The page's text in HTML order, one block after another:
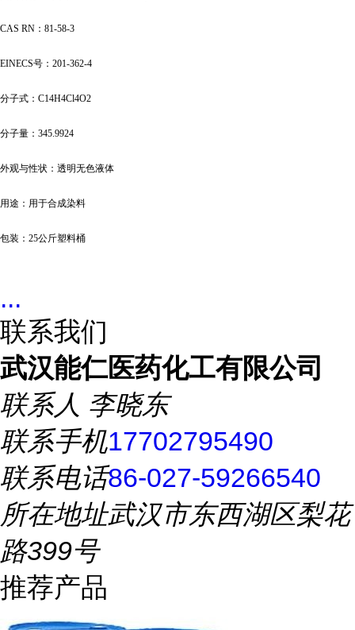
CAS RN：81-58-3
EINECS号：201-362-4
分子式： C14H4Cl4O2
分子量： 345.9924
外观与性状：透明无色液体
用途：用于合成染料
包装： 25公斤塑料桶
...
联系我们
武汉能仁医药化工有限公司
联系人 李晓东
联系手机17702795490
联系电话86-027-59266540
所在地址武汉市东西湖区梨花
路399号
推荐产品